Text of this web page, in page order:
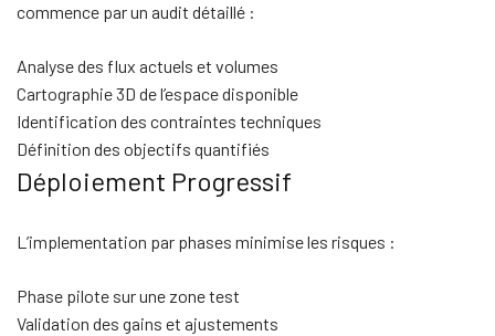
commence par un audit détaillé :
Analyse des flux actuels et volumes
Cartographie 3D de l’espace disponible
Identification des contraintes techniques
Définition des objectifs quantifiés
Déploiement Progressif
L’implementation par phases minimise les risques :
Phase pilote sur une zone test
Validation des gains et ajustements